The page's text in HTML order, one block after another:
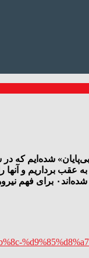
این رژیم ضروری است